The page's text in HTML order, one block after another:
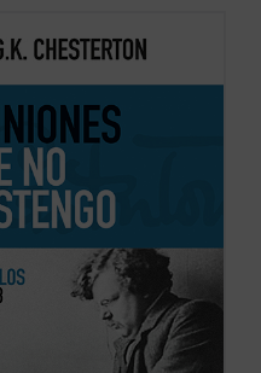
contiene artículos
la educación, pero sobre todo
asuntos políticos: la
en casos de corrupción del
marcó una diferencia